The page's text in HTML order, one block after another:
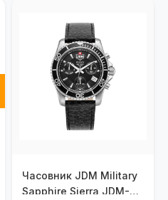
Часовник JDM Military
Sapphire Sierra JDM-